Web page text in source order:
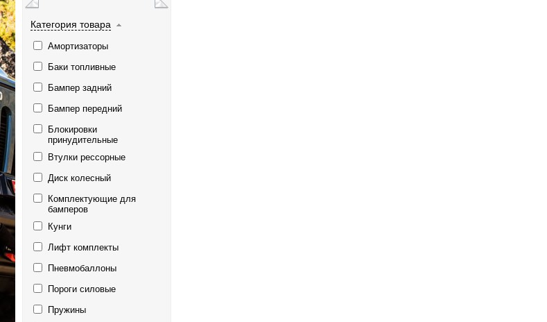
Категория товара
Амортизаторы
Баки топливные
Бампер задний
Бампер передний
Блокировки
принудительные
Втулки рессорные
Диск колесный
Комплектующие для
бамперов
Кунги
Лифт комплекты
Пневмобаллоны
Пороги силовые
Пружины